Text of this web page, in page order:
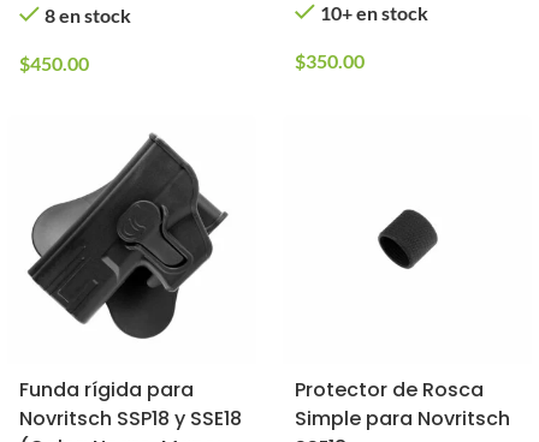
8 en stock
$450.00
10+ en stock
$350.00
Funda rígida para
Novritsch SSP18 y SSE18
Protector de Rosca
Simple para Novritsch